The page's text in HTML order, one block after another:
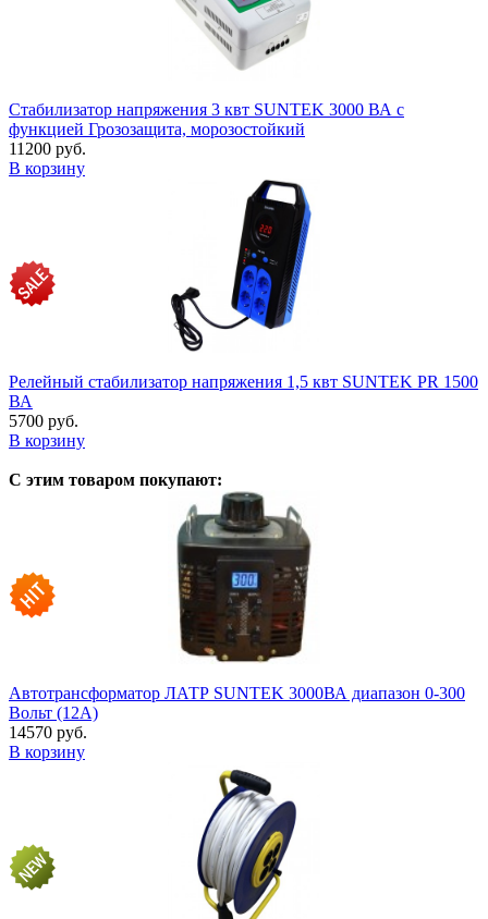
Стабилизатор напряжения 3 квт SUNTEK 3000 ВА с
функцией Грозозащита, морозостойкий
11200 руб.
В корзину
Релейный стабилизатор напряжения 1,5 квт SUNTEK PR 1500
ВА
5700 руб.
В корзину
С этим товаром покупают:
Автотрансформатор ЛАТР SUNTEK 3000ВА диапазон 0-300
Вольт (12А)
14570 руб.
В корзину